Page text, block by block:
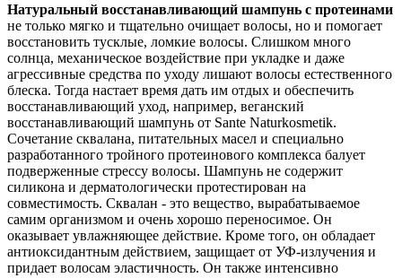
Натуральный восстанавливающий шампунь с протеинами
не только мягко и тщательно очищает волосы, но и помогает
восстановить тусклые, ломкие волосы. Слишком много
солнца, механическое воздействие при укладке и даже
агрессивные средства по уходу лишают волосы естественного
блеска. Тогда настает время дать им отдых и обеспечить
восстанавливающий уход, например, веганский
восстанавливающий шампунь от Sante Naturkosmetik.
Сочетание сквалана, питательных масел и специально
разработанного тройного протеинового комплекса балует
подверженные стрессу волосы. Шампунь не содержит
силикона и дерматологически протестирован на
совместимость. Сквалан - это вещество, вырабатываемое
самим организмом и очень хорошо переносимое. Он
оказывает увлажняющее действие. Кроме того, он обладает
антиоксидантным действием, защищает от УФ-излучения и
придает волосам эластичность. Он также интенсивно